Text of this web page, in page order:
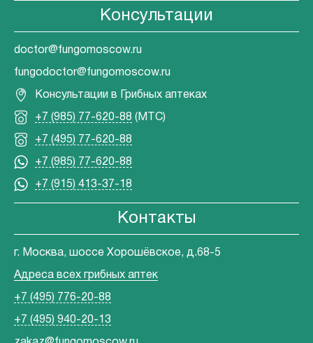
Консультации
doctor@fungomoscow.ru
fungodoctor@fungomoscow.ru
Консультации в Грибных аптеках
+7 (985) 77-620-88 (МТС)
+7 (495) 77-620-88
+7 (985) 77-620-88
+7 (915) 413-37-18
Контакты
г. Москва, шоссе Хорошёвское, д.68-5
Адреса всех грибных аптек
+7 (495) 776-20-88
+7 (495) 940-20-13